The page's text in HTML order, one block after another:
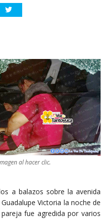
al hacer clic.
a balazos sobre la avenida
Victoria la noche de
fue agredida por varios